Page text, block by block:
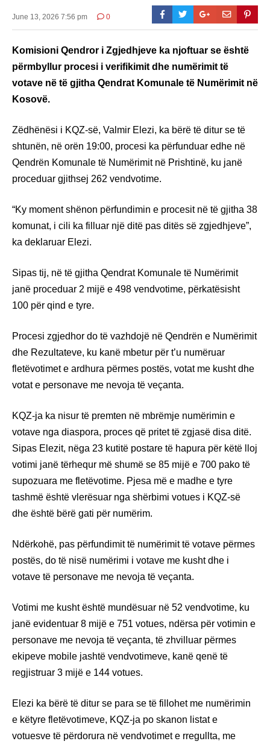
June 13, 2026 7:56 pm 0
Komisioni Qendror i Zgjedhjeve ka njoftuar se është
përmbyllur procesi i verifikimit dhe numërimit të
votave në të gjitha Qendrat Komunale të Numërimit në
Kosovë.
Zëdhënësi i KQZ-së, Valmir Elezi, ka bërë të ditur se të
shtunën, në orën 19:00, procesi ka përfunduar edhe në
Qendrën Komunale të Numërimit në Prishtinë, ku janë
proceduar gjithsej 262 vendvotime.
“Ky moment shënon përfundimin e procesit në të gjitha 38
komunat, i cili ka filluar një ditë pas ditës së zgjedhjeve”,
ka deklaruar Elezi.
Sipas tij, në të gjitha Qendrat Komunale të Numërimit
janë proceduar 2 mijë e 498 vendvotime, përkatësisht
100 për qind e tyre.
Procesi zgjedhor do të vazhdojë në Qendrën e Numërimit
dhe Rezultateve, ku kanë mbetur për t’u numëruar
fletëvotimet e ardhura përmes postës, votat me kusht dhe
votat e personave me nevoja të veçanta.
KQZ-ja ka nisur të premten në mbrëmje numërimin e
votave nga diaspora, proces që pritet të zgjasë disa ditë.
Sipas Elezit, nëga 23 kutitë postare të hapura për këtë lloj
votimi janë tërhequr më shumë se 85 mijë e 700 pako të
supozuara me fletëvotime. Pjesa më e madhe e tyre
tashmë është vlerësuar nga shërbimi votues i KQZ-së
dhe është bërë gati për numërim.
Ndërkohë, pas përfundimit të numërimit të votave përmes
postës, do të nisë numërimi i votave me kusht dhe i
votave të personave me nevoja të veçanta.
Votimi me kusht është mundësuar në 52 vendvotime, ku
janë evidentuar 8 mijë e 751 votues, ndërsa për votimin e
personave me nevoja të veçanta, të zhvilluar përmes
ekipeve mobile jashtë vendvotimeve, kanë qenë të
regjistruar 3 mijë e 144 votues.
Elezi ka bërë të ditur se para se të fillohet me numërimin
e këtyre fletëvotimeve, KQZ-ja po skanon listat e
votuesve të përdorura në vendvotimet e rregullta, me